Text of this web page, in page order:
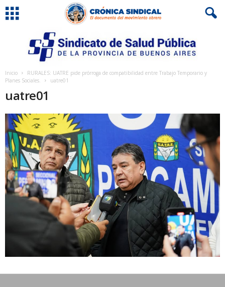
Inicio
RURALES: UATRE pide prórroga de compatibilidad entre Trabajo Temporario y
Planes Sociales.
uatre01
uatre01